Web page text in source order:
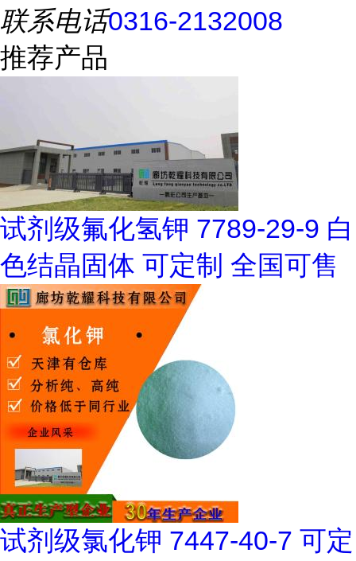
联系电话0316-2132008
推荐产品
试剂级氟化氢钾 7789-29-9 白
色结晶固体 可定制 全国可售
试剂级氯化钾 7447-40-7 可定